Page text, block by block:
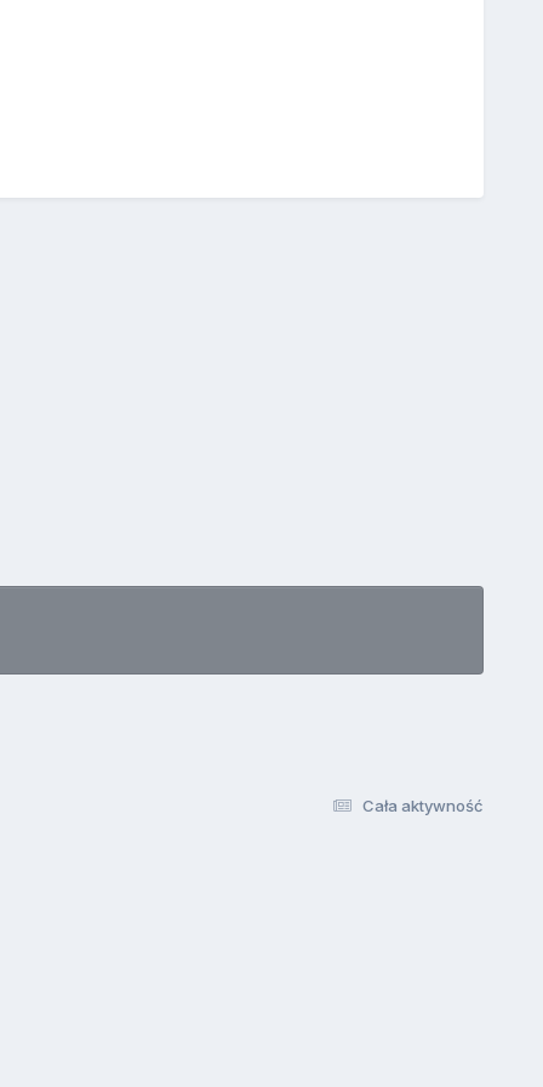
Cała aktywność